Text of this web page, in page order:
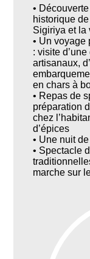
•
historique
Sigiriya et la
• Un voyage
: visite
artisanaux,
en chars à
• Repas de
préparation
chez
d’épices
• Une nuit
• Spectacle
marche sur